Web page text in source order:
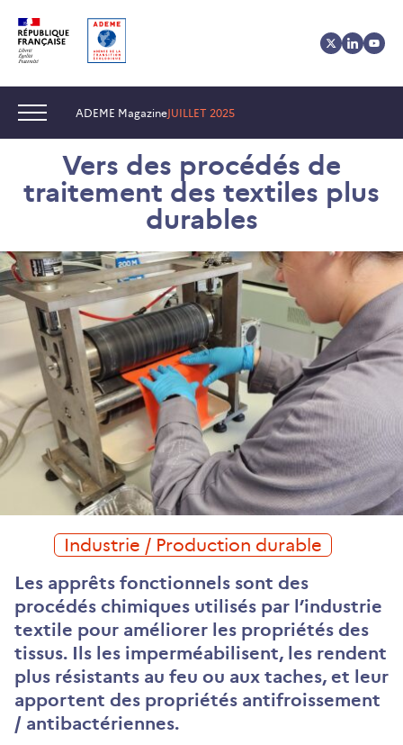
au
contenu
au
menu
des
cookies
Navigation :ADEME MagazineJUILLET 2025
Vers des procédés de
traitement des textiles plus
durables
Industrie / Production durable
Les apprêts fonctionnels sont des
procédés chimiques utilisés par l’industrie
textile pour améliorer les propriétés des
tissus. Ils les imperméabilisent, les rendent
plus résistants au feu ou aux taches, et leur
apportent des propriétés antifroissement
/ antibactériennes.